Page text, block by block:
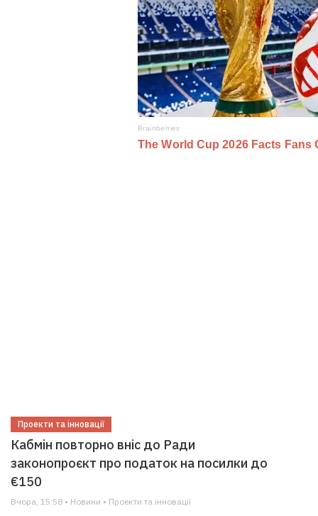
Проекти та інновації
Кабмін повторно вніс до Ради
законопроєкт про податок на посилки до
€150
Вчора, 15:58 • Новини • Проекти та інновації